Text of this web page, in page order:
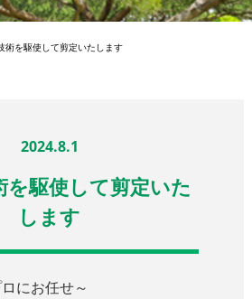
術を駆使して剪定いたします
2024.8.1
を駆使して剪定いた
します
にお任せ～